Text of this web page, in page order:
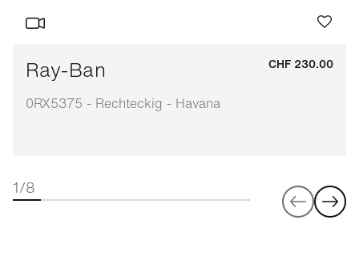
Ray-Ban
0RX5375 - Rechteckig - Havana
CHF 230.00
1/8